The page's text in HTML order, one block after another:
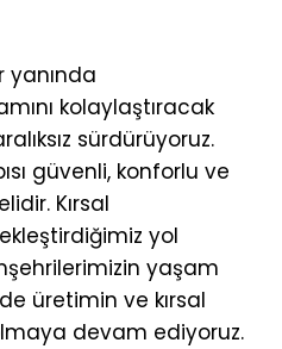
yanında
kolaylaştıracak
sürdürüyoruz.
güvenli, konforlu ve
Kırsal
yol
yaşam
üretimin ve kırsal
devam ediyoruz.